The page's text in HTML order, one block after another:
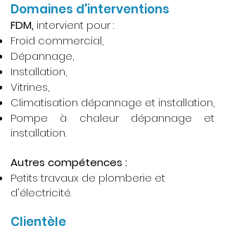
Domaines d'interventions
FDM, intervient pour :
Froid commercial,
Dépannage,
Installation,
Vitrines,
Climatisation dépannage et installation,
Pompe à chaleur dépannage et
installation.
Autres compétences :
Petits travaux de plomberie et
d'électricité.
Clientèle